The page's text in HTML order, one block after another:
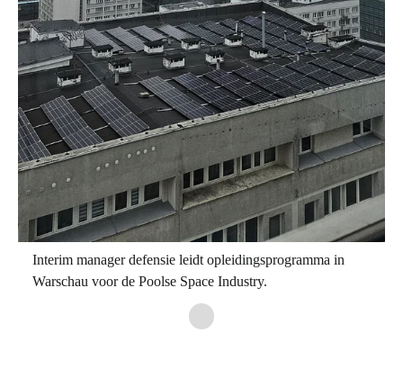
Interim manager defensie leidt opleidingsprogramma in
Warschau voor de Poolse Space Industry.